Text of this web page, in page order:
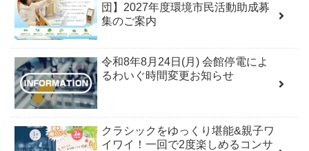
団】2027年度環境市民活動助成募
集のご案内
令和8年8月24日(月) 会館停電によ
るわいぐ時間変更お知らせ
クラシックをゆっくり堪能&親子ワ
イワイ！一回で2度楽しめるコンサ